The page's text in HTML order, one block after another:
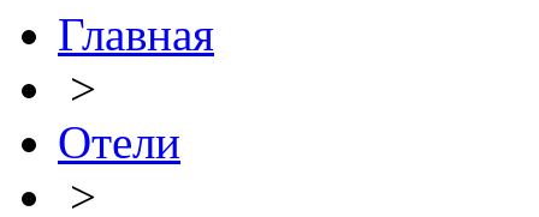
Главная
>
Отели
>